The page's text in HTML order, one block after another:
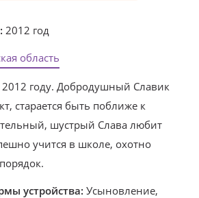
2012 год
область
2012 году. Добродушный Славик
старается быть поближе к
шустрый Слава любит
учится в школе, охотно
устройства: Усыновление,